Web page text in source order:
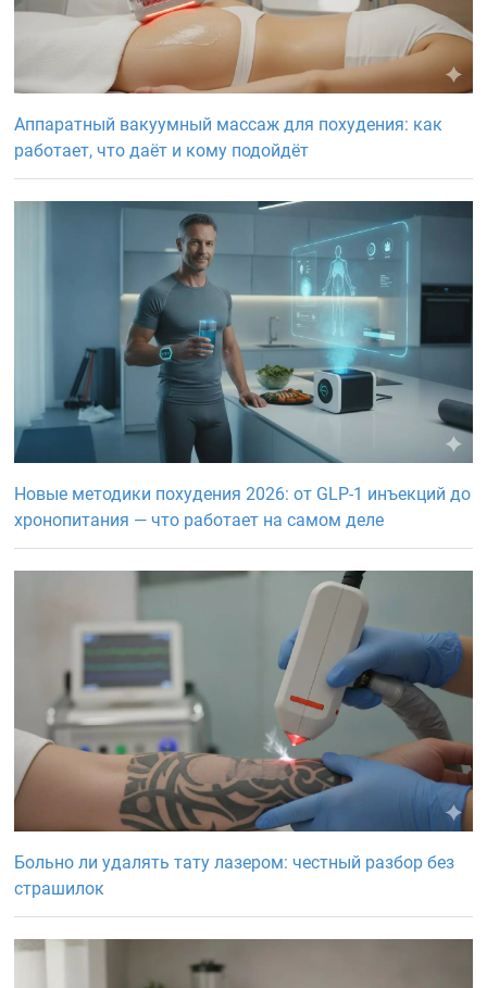
Аппаратный вакуумный массаж для похудения: как
работает, что даёт и кому подойдёт
Новые методики похудения 2026: от GLP-1 инъекций до
хронопитания — что работает на самом деле
Больно ли удалять тату лазером: честный разбор без
страшилок